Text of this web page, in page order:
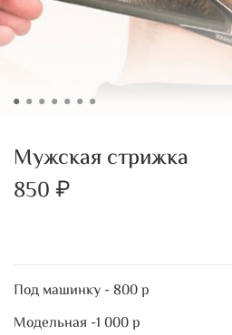
Мужская стрижка
850 ₽
Под машинку - 800 р
Модельная -1 000 р